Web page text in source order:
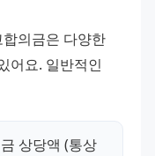
의금은 다양한
어요. 일반적인
상당액 (통상